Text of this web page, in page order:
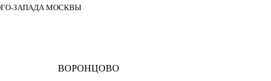
ЗАПАДА МОСКВЫ
ВОРОНЦОВО